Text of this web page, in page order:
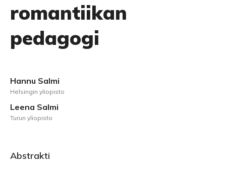
romantiikan
pedagogi
Hannu Salmi
Helsingin yliopisto
Leena Salmi
Turun yliopisto
Abstrakti